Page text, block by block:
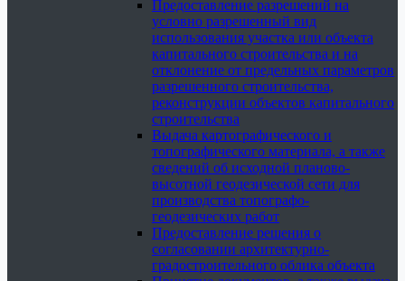
Предоставление разрешений на
условно разрешенный вид
использования участка или объекта
капитального строительства и на
отклонение от предельных параметров
разрешенного строительства,
реконструкции объектов капитального
строительства
Выдача картографического и
топографического материала, а также
сведений об исходной планово-
высотной геодезической сети для
производства топографо-
геодезических работ
Предоставление решения о
согласовании архитектурно-
градостроительного облика объекта